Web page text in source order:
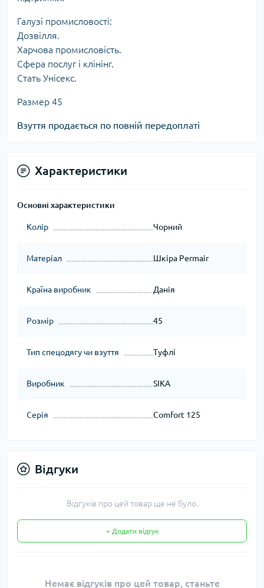
Галузі промисловості:
Дозвілля.
Харчова промисловість.
Сфера послуг і клінінг.
Стать Унісекс.
Размер 45
Взуття продається по повній передоплаті
Характеристики
Основні характеристики
Колір Чорний
Матеріал Шкіра Permair
Країна виробник Данія
Розмір 45
Тип спецодягу чи взуття Туфлі
Виробник SIKA
Серія Comfort 125
Відгуки
Відгуків про цей товар ще не було.
+ Додати відгук
Немає відгуків про цей товар, станьте